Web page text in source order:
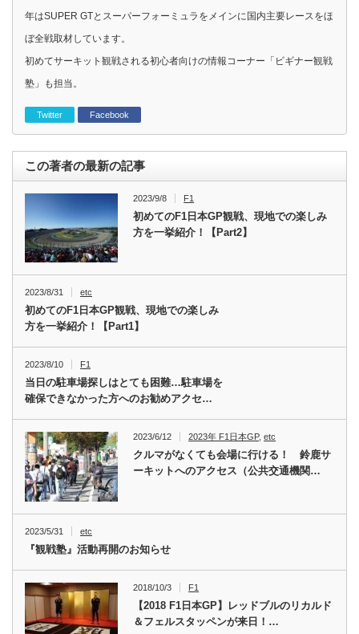
年はSUPER GTとスーパーフォーミュラをメインに国内主要レースをほ
ぼ全戦取材しています。
初めてサーキット観戦される初心者向けの情報コーナー「ビギナー観戦
塾」も担当。
Twitter Facebook
この著者の最新の記事
2023/9/8 F1
初めてのF1日本GP観戦、現地での楽しみ
方を一挙紹介！【Part2】
2023/8/31 etc
初めてのF1日本GP観戦、現地での楽しみ
方を一挙紹介！【Part1】
2023/8/10 F1
当日の駐車場探しはとても困難…駐車場を
確保できなかった方へのお勧めアクセ…
2023/6/12 2023年 F1日本GP,etc
クルマがなくても会場に行ける！ 鈴鹿サ
ーキットへのアクセス（公共交通機関…
2023/5/31 etc
『観戦塾』活動再開のお知らせ
2018/10/3 F1
【2018 F1日本GP】レッドブルのリカルド
＆フェルスタッペンが来日！…